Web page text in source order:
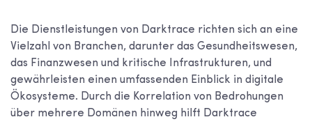
Die Dienstleistungen von Darktrace richten sich an eine
Vielzahl von Branchen, darunter das Gesundheitswesen,
das Finanzwesen und kritische Infrastrukturen, und
gewährleisten einen umfassenden Einblick in digitale
Ökosysteme. Durch die Korrelation von Bedrohungen
über mehrere Domänen hinweg hilft Darktrace